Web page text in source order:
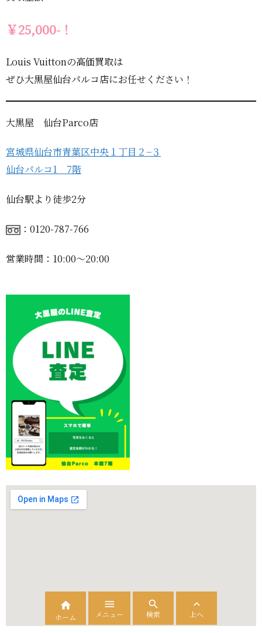
￥25,000-！
Louis Vuittonの高価買取は
ぜひ大黒屋仙台パルコ店にお任せください！
大黒屋 仙台Parco店
宮城県仙台市青葉区中央１丁目２−３
仙台パルコ1 7階
仙台駅より徒歩2分
：0120-787-766
営業時間：10:00〜20:00

ホーム

メニュー

検索

上へ